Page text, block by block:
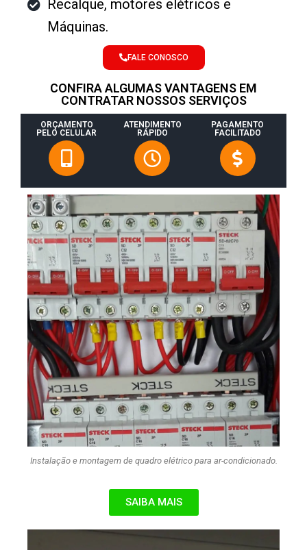
Recalque, motores elétricos e
Máquinas.
FALE CONOSCO
CONFIRA ALGUMAS VANTAGENS EM
CONTRATAR NOSSOS SERVIÇOS
ORÇAMENTO
PELO CELULAR
ATENDIMENTO
RÁPIDO
PAGAMENTO
FACILITADO
Instalação e montagem de quadro elétrico para ar-condicionado.
SAIBA MAIS